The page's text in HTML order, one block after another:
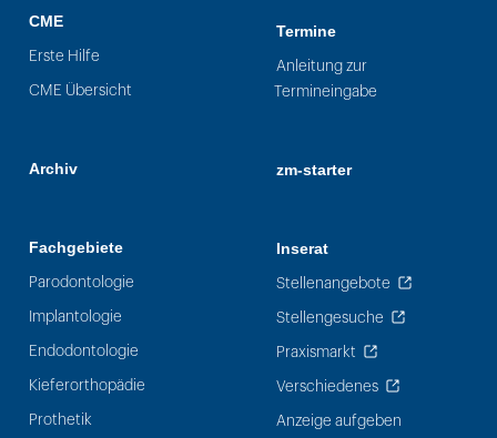
CME
Erste Hilfe
CME Übersicht
Archiv
Fachgebiete
Parodontologie
Implantologie
Endodontologie
Kieferorthopädie
Prothetik
Termine
Anleitung zur
Termineingabe
zm-starter
Inserat
Stellenangebote
Stellengesuche
Praxismarkt
Verschiedenes
Anzeige aufgeben